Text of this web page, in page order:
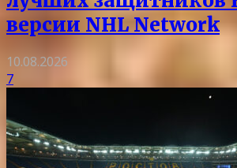
версии NHL Network
10.08.2026
7